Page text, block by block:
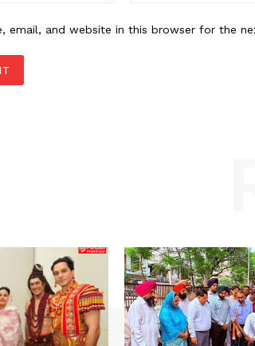
email, and website in this browser for the